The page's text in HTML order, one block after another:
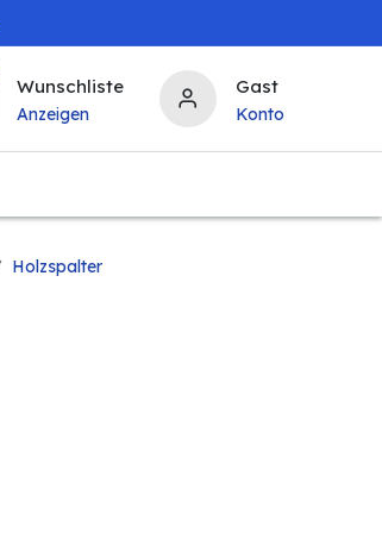
Wunschliste
Anzeigen
Gast
Konto
Holzspalter